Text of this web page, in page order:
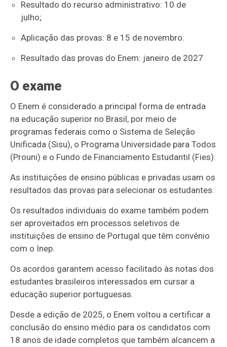
Resultado do recurso administrativo: 10 de
julho;
Aplicação das provas: 8 e 15 de novembro.
Resultado das provas do Enem: janeiro de 2027
O exame
O Enem é considerado a principal forma de entrada
na educação superior no Brasil, por meio de
programas federais como o Sistema de Seleção
Unificada (Sisu), o Programa Universidade para Todos
(Prouni) e o Fundo de Financiamento Estudantil (Fies).
As instituições de ensino públicas e privadas usam os
resultados das provas para selecionar os estudantes.
Os resultados individuais do exame também podem
ser aproveitados em processos seletivos de
instituições de ensino de Portugal que têm convênio
com o Inep.
Os acordos garantem acesso facilitado às notas dos
estudantes brasileiros interessados em cursar a
educação superior portuguesas.
Desde a edição de 2025, o Enem voltou a certificar a
conclusão do ensino médio para os candidatos com
18 anos de idade completos que também alcancem a